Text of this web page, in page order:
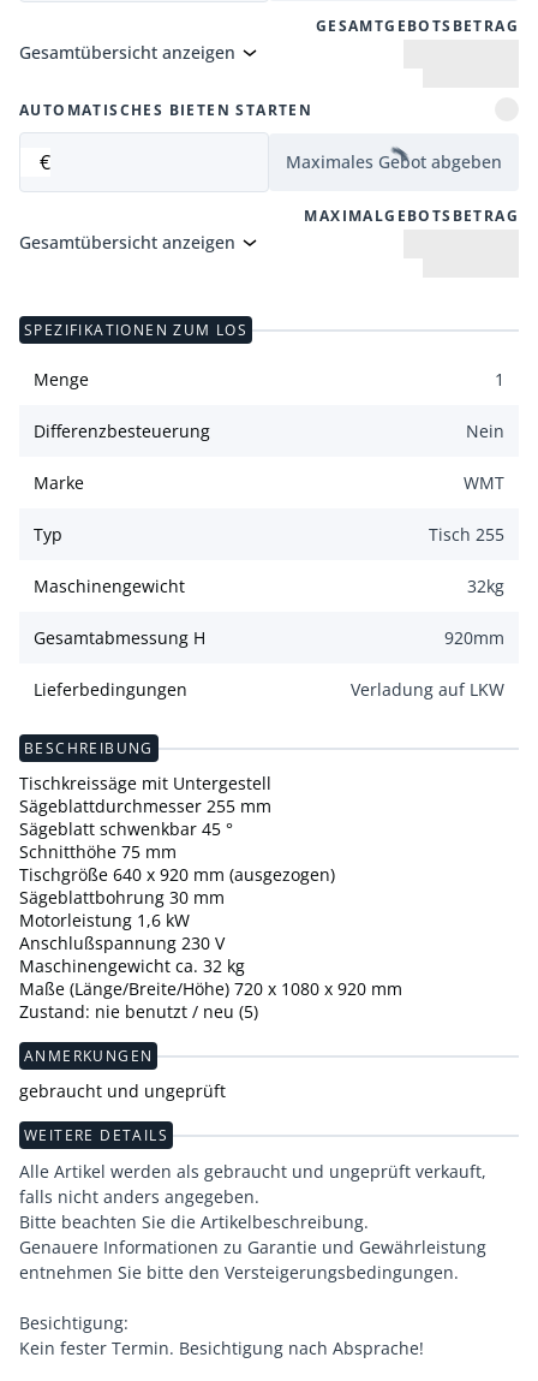
GESAMTGEBOTSBETRAG
Gesamtübersicht anzeigen
AUTOMATISCHES BIETEN STARTEN
€ Maximales Gebot abgeben
MAXIMALGEBOTSBETRAG
Gesamtübersicht anzeigen
SPEZIFIKATIONEN ZUM LOS
Menge 1
Differenzbesteuerung Nein
Marke WMT
Typ Tisch 255
Maschinengewicht 32kg
Gesamtabmessung H 920mm
Lieferbedingungen Verladung auf LKW
BESCHREIBUNG
Tischkreissäge mit Untergestell
Sägeblattdurchmesser 255 mm
Sägeblatt schwenkbar 45 °
Schnitthöhe 75 mm
Tischgröße 640 x 920 mm (ausgezogen)
Sägeblattbohrung 30 mm
Motorleistung 1,6 kW
Anschlußspannung 230 V
Maschinengewicht ca. 32 kg
Maße (Länge/Breite/Höhe) 720 x 1080 x 920 mm
Zustand: nie benutzt / neu (5)
ANMERKUNGEN
gebraucht und ungeprüft
WEITERE DETAILS
Alle Artikel werden als gebraucht und ungeprüft verkauft,
falls nicht anders angegeben.
Bitte beachten Sie die Artikelbeschreibung.
Genauere Informationen zu Garantie und Gewährleistung
entnehmen Sie bitte den Versteigerungsbedingungen.
Besichtigung:
Kein fester Termin. Besichtigung nach Absprache!